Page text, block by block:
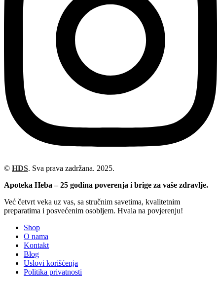
© HDS. Sva prava zadržana. 2025.
Apoteka Heba – 25 godina poverenja i brige za vaše zdravlje.
Već četvrt veka uz vas, sa stručnim savetima, kvalitetnim
preparatima i posvećenim osobljem. Hvala na povjerenju!
Shop
O nama
Kontakt
Blog
Uslovi korišćenja
Politika privatnosti